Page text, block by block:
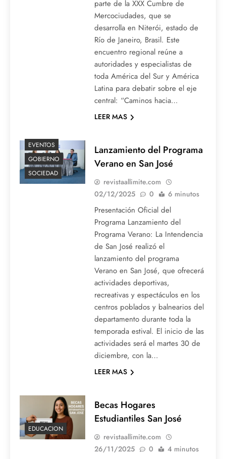
parte de la XXX Cumbre de
Mercociudades, que se
desarrolla en Niterói, estado de
Río de Janeiro, Brasil. Este
encuentro regional reúne a
autoridades y especialistas de
toda América del Sur y América
Latina para debatir sobre el eje
central: “Caminos hacia…
LEER MAS
EVENTOS
GOBIERNO
SOCIEDAD
Lanzamiento del Programa
Verano en San José
revistaallimite.com
02/12/2025
0 6 minutos
Presentación Oficial del
Programa Lanzamiento del
Programa Verano: La Intendencia
de San José realizó el
lanzamiento del programa
Verano en San José, que ofrecerá
actividades deportivas,
recreativas y espectáculos en los
centros poblados y balnearios del
departamento durante toda la
temporada estival. El inicio de las
actividades será el martes 30 de
diciembre, con la…
LEER MAS
EDUCACION
Becas Hogares
Estudiantiles San José
revistaallimite.com
26/11/2025
0 4 minutos